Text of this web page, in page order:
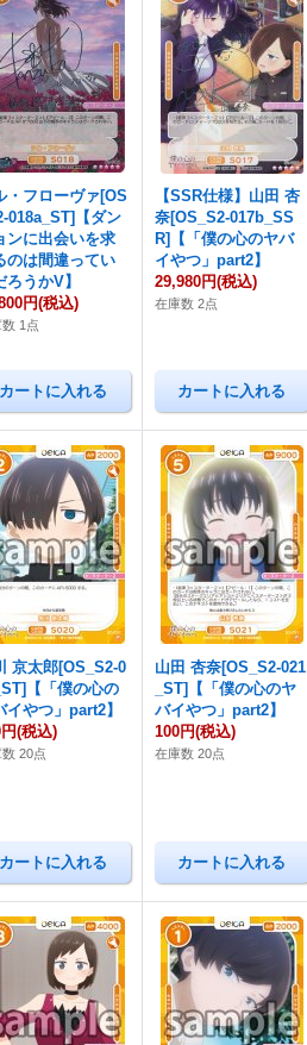
・フローヴァ[OS
018a_ST]【ダン
ンに出会いを求
のは間違ってい
ろうかV】
円(税込)
1点
【SSR仕様】山田 杏
奈[OS_S2-017b_SS
R]【「僕の心のヤバ
イやつ」part2】
29,980円(税込)
在庫数 2点
京太郎[OS_S2-0
【「僕の心の
イやつ」part2】
(税込)
20点
山田 杏奈[OS_S2-021
_ST]【「僕の心のヤ
バイやつ」part2】
100円(税込)
在庫数 20点